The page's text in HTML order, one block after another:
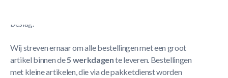
beslag.
Wij streven ernaar om alle bestellingen met een groot
artikel binnen de5 werkdagente leveren. Bestellingen
met kleine artikelen, die via de pakketdienst worden